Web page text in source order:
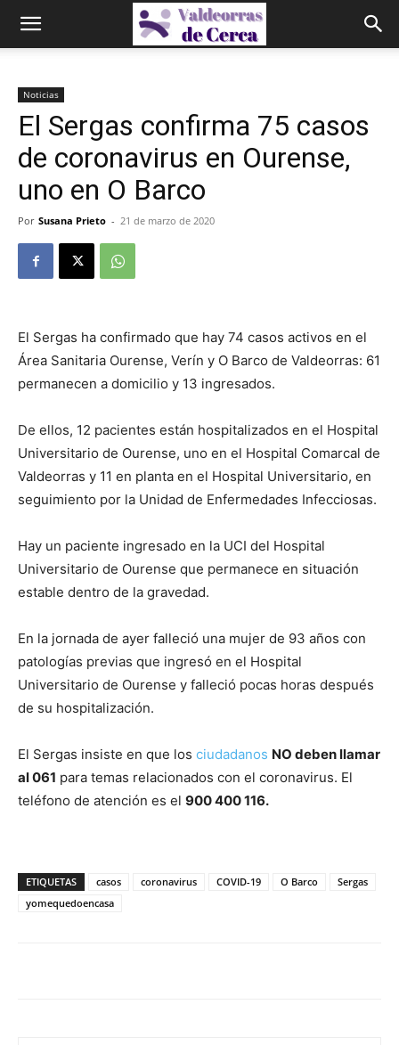
Noticias
El Sergas confirma 75 casos
de coronavirus en Ourense,
uno en O Barco
Por Susana Prieto - 21 de marzo de 2020
El Sergas ha confirmado que hay 74 casos activos en el
Área Sanitaria Ourense, Verín y O Barco de Valdeorras: 61
permanecen a domicilio y 13 ingresados.
De ellos, 12 pacientes están hospitalizados en el Hospital
Universitario de Ourense, uno en el Hospital Comarcal de
Valdeorras y 11 en planta en el Hospital Universitario, en
seguimiento por la Unidad de Enfermedades Infecciosas.
Hay un paciente ingresado en la UCI del Hospital
Universitario de Ourense que permanece en situación
estable dentro de la gravedad.
En la jornada de ayer falleció una mujer de 93 años con
patologías previas que ingresó en el Hospital
Universitario de Ourense y falleció pocas horas después
de su hospitalización.
El Sergas insiste en que los ciudadanos NO deben llamar
al 061 para temas relacionados con el coronavirus. El
teléfono de atención es el 900 400 116.
ETIQUETAS casos coronavirus COVID-19 O Barco
Sergas
yomequedoencasa